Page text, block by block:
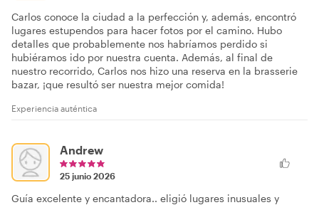
Carlos conoce la ciudad a la perfección y, además, encontró
lugares estupendos para hacer fotos por el camino. Hubo
detalles que probablemente nos habríamos perdido si
hubiéramos ido por nuestra cuenta. Además, al final de
nuestro recorrido, Carlos nos hizo una reserva en la brasserie
bazar, ¡que resultó ser nuestra mejor comida!
Experiencia auténtica
Andrew
25 junio 2026
Guía excelente y encantadora.. eligió lugares inusuales y